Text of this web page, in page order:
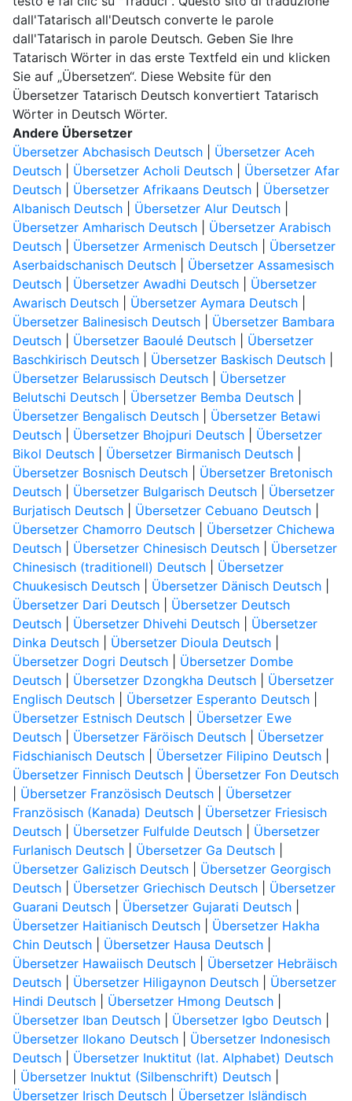
dall'Tatarisch all'Deutsch converte le parole
dall'Tatarisch in parole Deutsch. Geben Sie Ihre
Tatarisch Wörter in das erste Textfeld ein und klicken
Sie auf „Übersetzen“. Diese Website für den
Übersetzer Tatarisch Deutsch konvertiert Tatarisch
Wörter in Deutsch Wörter.
Andere Übersetzer
Übersetzer Abchasisch Deutsch| Übersetzer Aceh
Deutsch| Übersetzer Acholi Deutsch| Übersetzer Afar
Deutsch| Übersetzer Afrikaans Deutsch| Übersetzer
Albanisch Deutsch| Übersetzer Alur Deutsch|
Übersetzer Amharisch Deutsch| Übersetzer Arabisch
Deutsch| Übersetzer Armenisch Deutsch| Übersetzer
Aserbaidschanisch Deutsch| Übersetzer Assamesisch
Deutsch| Übersetzer Awadhi Deutsch| Übersetzer
Awarisch Deutsch| Übersetzer Aymara Deutsch|
Übersetzer Balinesisch Deutsch| Übersetzer Bambara
Deutsch| Übersetzer Baoulé Deutsch| Übersetzer
Baschkirisch Deutsch| Übersetzer Baskisch Deutsch|
Übersetzer Belarussisch Deutsch| Übersetzer
Belutschi Deutsch| Übersetzer Bemba Deutsch|
Übersetzer Bengalisch Deutsch| Übersetzer Betawi
Deutsch| Übersetzer Bhojpuri Deutsch| Übersetzer
Bikol Deutsch| Übersetzer Birmanisch Deutsch|
Übersetzer Bosnisch Deutsch| Übersetzer Bretonisch
Deutsch| Übersetzer Bulgarisch Deutsch| Übersetzer
Burjatisch Deutsch| Übersetzer Cebuano Deutsch|
Übersetzer Chamorro Deutsch| Übersetzer Chichewa
Deutsch| Übersetzer Chinesisch Deutsch| Übersetzer
Chinesisch (traditionell) Deutsch| Übersetzer
Chuukesisch Deutsch| Übersetzer Dänisch Deutsch|
Übersetzer Dari Deutsch| Übersetzer Deutsch
Deutsch| Übersetzer Dhivehi Deutsch| Übersetzer
Dinka Deutsch| Übersetzer Dioula Deutsch|
Übersetzer Dogri Deutsch| Übersetzer Dombe
Deutsch| Übersetzer Dzongkha Deutsch| Übersetzer
Englisch Deutsch| Übersetzer Esperanto Deutsch|
Übersetzer Estnisch Deutsch| Übersetzer Ewe
Deutsch| Übersetzer Färöisch Deutsch| Übersetzer
Fidschianisch Deutsch| Übersetzer Filipino Deutsch|
Übersetzer Finnisch Deutsch| Übersetzer Fon Deutsch
Übersetzer Französisch Deutsch| Übersetzer
Französisch (Kanada) Deutsch| Übersetzer Friesisch
Deutsch| Übersetzer Fulfulde Deutsch| Übersetzer
Furlanisch Deutsch| Übersetzer Ga Deutsch|
Übersetzer Galizisch Deutsch| Übersetzer Georgisch
Deutsch| Übersetzer Griechisch Deutsch| Übersetzer
Guarani Deutsch| Übersetzer Gujarati Deutsch|
Übersetzer Haitianisch Deutsch| Übersetzer Hakha
Chin Deutsch| Übersetzer Hausa Deutsch|
Übersetzer Hawaiisch Deutsch| Übersetzer Hebräisch
Deutsch| Übersetzer Hiligaynon Deutsch| Übersetzer
Hindi Deutsch| Übersetzer Hmong Deutsch|
Übersetzer Iban Deutsch| Übersetzer Igbo Deutsch|
Übersetzer Ilokano Deutsch| Übersetzer Indonesisch
Deutsch| Übersetzer Inuktitut (lat. Alphabet) Deutsch
Übersetzer Inuktut (Silbenschrift) Deutsch|
Übersetzer Irisch Deutsch| Übersetzer Isländisch